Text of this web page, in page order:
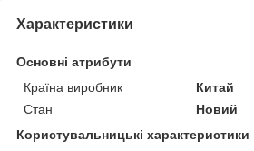
Характеристики
Основні атрибути
Країна виробник
Китай
Стан
Новий
Користувальницькі характеристики